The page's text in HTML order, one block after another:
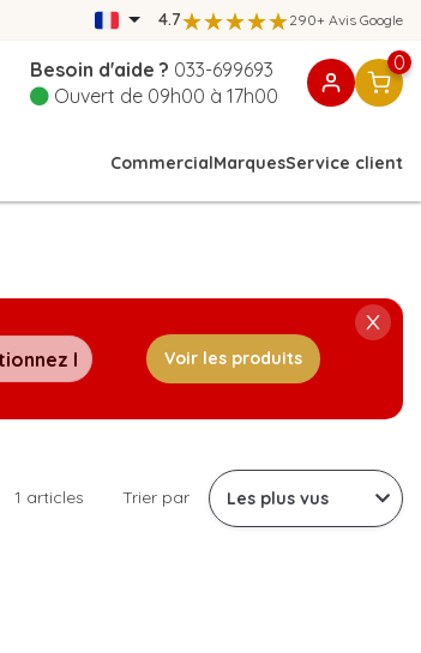
4.7 290+ Avis Google
Besoin d'aide ? 033-699693
Ouvert de 09h00 à 17h00
0
CommercialMarquesService client
Voir les produits
1 articles Trier par